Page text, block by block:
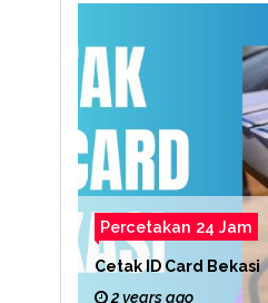
Percetakan 24 Jam
Cetak ID Card Bekasi
2 years ago